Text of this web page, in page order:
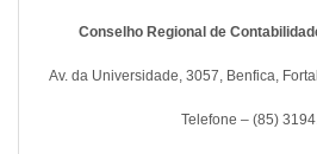
Conselho Regional de
Av. da Universidade, 3057, Benfica,
Telefone – (85)